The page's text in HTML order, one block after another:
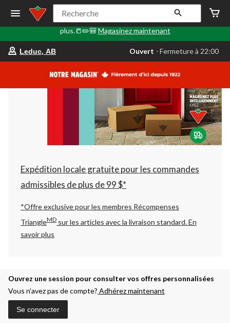
🎒✏️📒Le Retour en classe commence ici. Faites le plein de
fournitures scolaires, d'articles technologiques, de sacs à dos et
plus.📒✏️🎒 Magasinez maintenant
votre
est
AB,
Ouvert,
Fermeture
à
22:00
changer
Leduc, AB Ouvert ⋅ Fermeture à 22:00
Recherche
Expédition locale gratuite pour les commandes
admissibles de plus de 99 $*
*Offre exclusive pour les membres Récompenses
TriangleMD sur les articles avec la livraison standard.En
savoir plus
Ouvrez une session pour consulter vos offres personnalisées
Vous n’avez pas de compte? Adhérez maintenant
Se connecter